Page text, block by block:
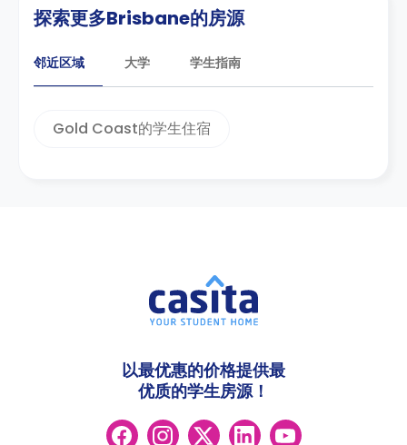
探索更多Brisbane的房源
邻近区域 大学 学生指南
Gold Coast的学生住宿
以最优惠的价格提供最
优质的学生房源！